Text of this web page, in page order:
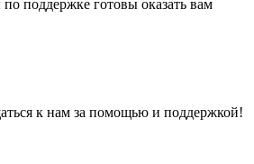
поддержке готовы оказать вам
к нам за помощью и поддержкой!